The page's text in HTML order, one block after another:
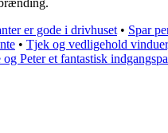
er gode i drivhuset • Spar
• Tjek og vedligehold
Peter et fantastisk